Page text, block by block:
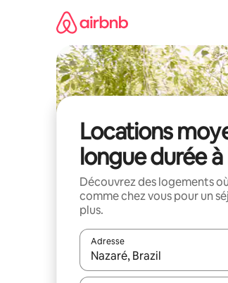
Locations
longue durée à
Découvrez des logements
comme chez vous pour un
plus.
Adresse
Lorsque les résultats